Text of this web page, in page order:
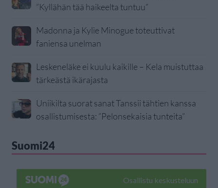
”Kyllähän tää haikeelta tuntuu”
Madonna ja Kylie Minogue toteuttivat
faniensa unelman
Leskeneläke ei kuulu kaikille – Kela muistuttaa
tärkeästä ikärajasta
Uniikilta suorat sanat Tanssii tähtien kanssa
osallistumisesta: ”Pelonsekaisia tunteita”
Suomi24